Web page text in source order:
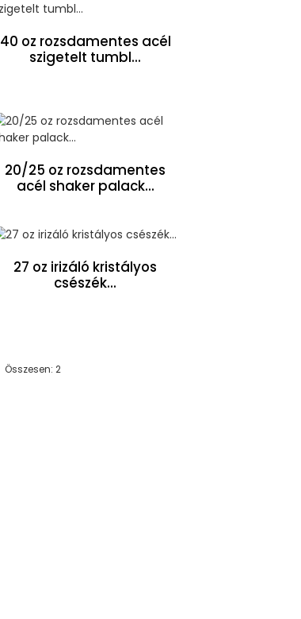
40 oz rozsdamentes acél
szigetelt tumbl...
20/25 oz rozsdamentes
acél shaker palack...
27 oz irizáló kristályos
csészék...
Összesen: 2